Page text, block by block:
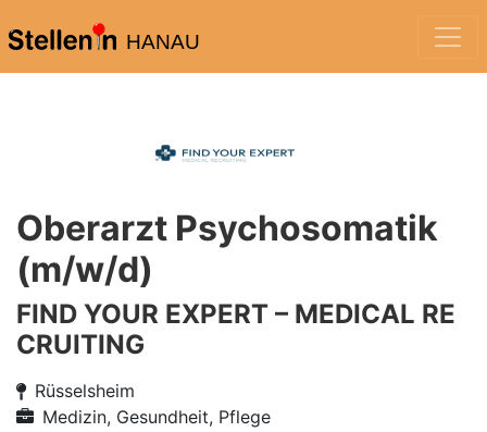
HANAU
Oberarzt Psychosomatik
(m/w/d)
FIND YOUR EXPERT – MEDICAL RE
CRUITING
Rüsselsheim
Medizin, Gesundheit, Pflege